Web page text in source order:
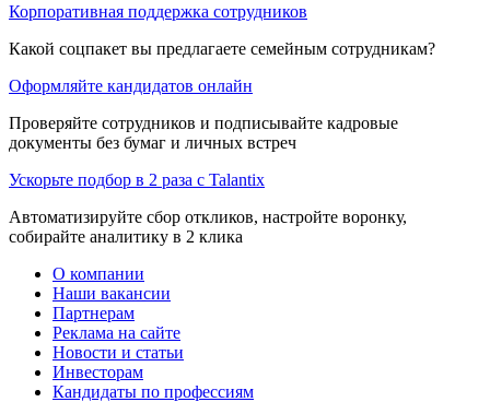
Корпоративная поддержка сотрудников
Какой соцпакет вы предлагаете семейным сотрудникам?
Оформляйте кандидатов онлайн
Проверяйте сотрудников и подписывайте кадровые
документы без бумаг и личных встреч
Ускорьте подбор в 2 раза с Talantix
Автоматизируйте сбор откликов, настройте воронку,
собирайте аналитику в 2 клика
О компании
Наши вакансии
Партнерам
Реклама на сайте
Новости и статьи
Инвесторам
Кандидаты по профессиям